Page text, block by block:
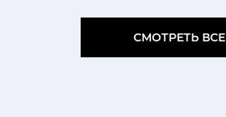
СМОТРЕТЬ ВСЕ